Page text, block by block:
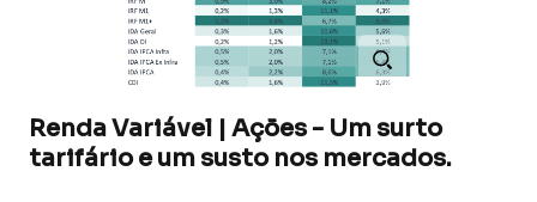
Renda Variável | Ações - Um surto
tarifário e um susto nos mercados.